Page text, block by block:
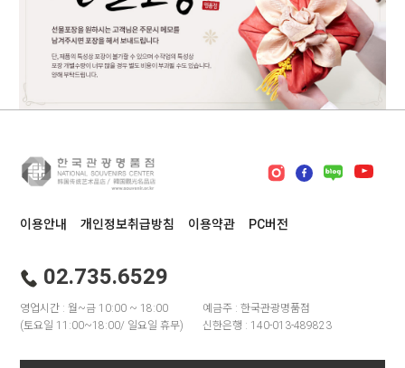
이용안내 개인정보취급방침 이용약관 PC버전
02.735.6529
영업시간 : 월~금 10:00 ~ 18:00
(토요일 11:00~18:00/ 일요일 휴무)
예금주 : 한국관광명품점
신한은행 : 140-013-489823